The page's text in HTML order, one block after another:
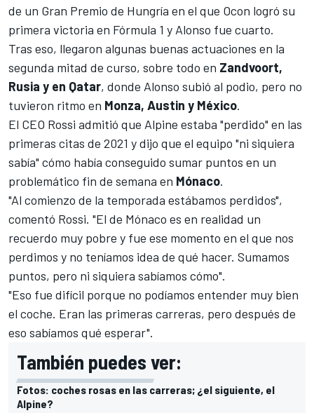
de un Gran Premio de Hungría en el que Ocon logró su
primera victoria en Fórmula 1 y Alonso fue cuarto.
Tras eso, llegaron algunas buenas actuaciones en la
segunda mitad de curso, sobre todo en Zandvoort,
Rusia y en Qatar, donde Alonso subió al podio, pero no
tuvieron ritmo en Monza, Austin y México.
El CEO Rossi admitió que Alpine estaba "perdido" en las
primeras citas de 2021 y dijo que el equipo "ni siquiera
sabía" cómo había conseguido sumar puntos en un
problemático fin de semana en Mónaco.
"Al comienzo de la temporada estábamos perdidos",
comentó Rossi. "El de Mónaco es en realidad un
recuerdo muy pobre y fue ese momento en el que nos
perdimos y no teníamos idea de qué hacer. Sumamos
puntos, pero ni siquiera sabíamos cómo".
"Eso fue difícil porque no podíamos entender muy bien
el coche. Eran las primeras carreras, pero después de
eso sabíamos qué esperar".
También puedes ver:
Fotos: coches rosas en las carreras; ¿el siguiente, el
Alpine?